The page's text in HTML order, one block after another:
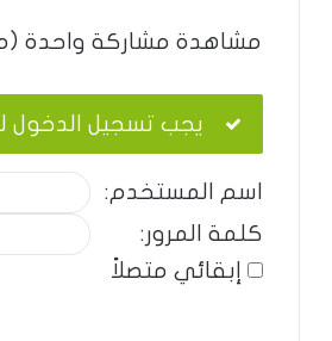
مشاهدة مشاركة واحدة
يجب تسجيل الدخول
اسم المستخدم:
كلمة المرور:
إبقائي متصلاً